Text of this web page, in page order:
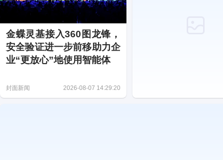
金蝶灵基接入360图龙锋，
安全验证进一步前移助力企
业“更放心”地使用智能体
封面新闻 2026-08-07 14:29:20